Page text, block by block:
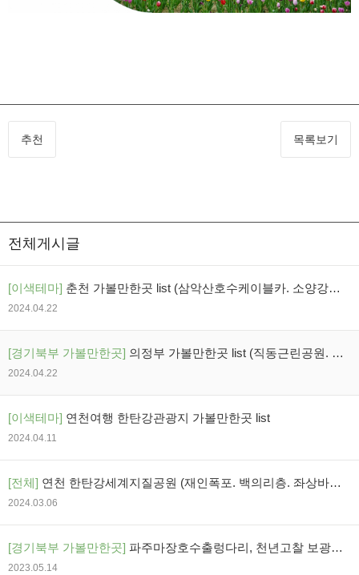
추천 목록보기
전체게시글
[이색테마] 춘천 가볼만한곳 list (삼악산호수케이블카. 소양강스
카이워크)
2024.04.22
[경기북부 가볼만한곳] 의정부 가볼만한곳 list (직동근린공원. 안
골계곡. 의정부천문대)
2024.04.22
[이색테마] 연천여행 한탄강관광지 가볼만한곳 list
2024.04.11
[전체] 연천 한탄강세계지질공원 (재인폭포. 백의리층. 좌상바위.
아우라지베개용암)
2024.03.06
[경기북부 가볼만한곳] 파주마장호수출렁다리, 천년고찰 보광사,
벽초지수목원 영상
2023.05.14